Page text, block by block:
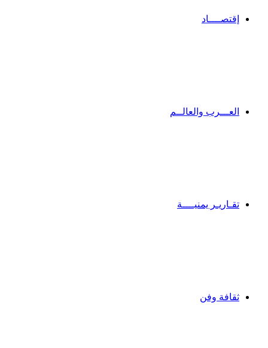
إقتصــــاد
العـــرب والعالــم
تقـاريـر يمنيــــة
ثقافة وفن